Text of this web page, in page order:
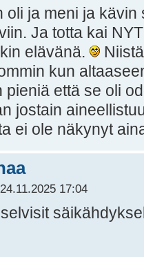
oli ja meni ja
Ja totta kai
elävänä.
kun
pieniä että se oli
jostain
ei ole näkynyt
17:04